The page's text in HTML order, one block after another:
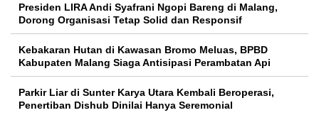
Presiden LIRA Andi Syafrani Ngopi Bareng di Malang,
Dorong Organisasi Tetap Solid dan Responsif
Kebakaran Hutan di Kawasan Bromo Meluas, BPBD
Kabupaten Malang Siaga Antisipasi Perambatan Api
Parkir Liar di Sunter Karya Utara Kembali Beroperasi,
Penertiban Dishub Dinilai Hanya Seremonial